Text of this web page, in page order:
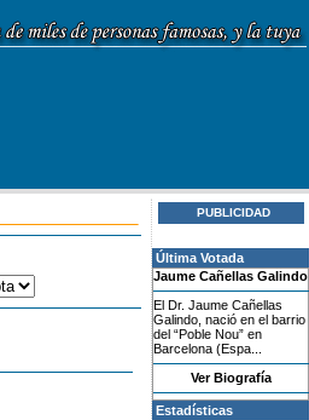
PUBLICIDAD
Última Votada
Jaume Cañellas Galindo
El Dr. Jaume Cañellas
Galindo, nació en el barrio
del “Poble Nou” en
Barcelona (Espa...
Ver Biografía
Estadísticas